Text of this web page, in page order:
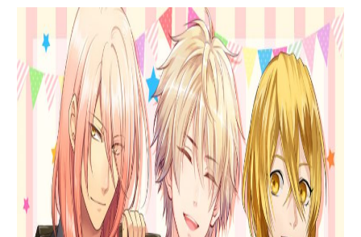
アプリゲーム
イベント・キャンペーン
ミュージック
グッズ・本
ギャラリー
ユニット&キャラクター
アプリゲーム
イベント・キャンペーン
ミュージック
グッズ・本
ギャラリー